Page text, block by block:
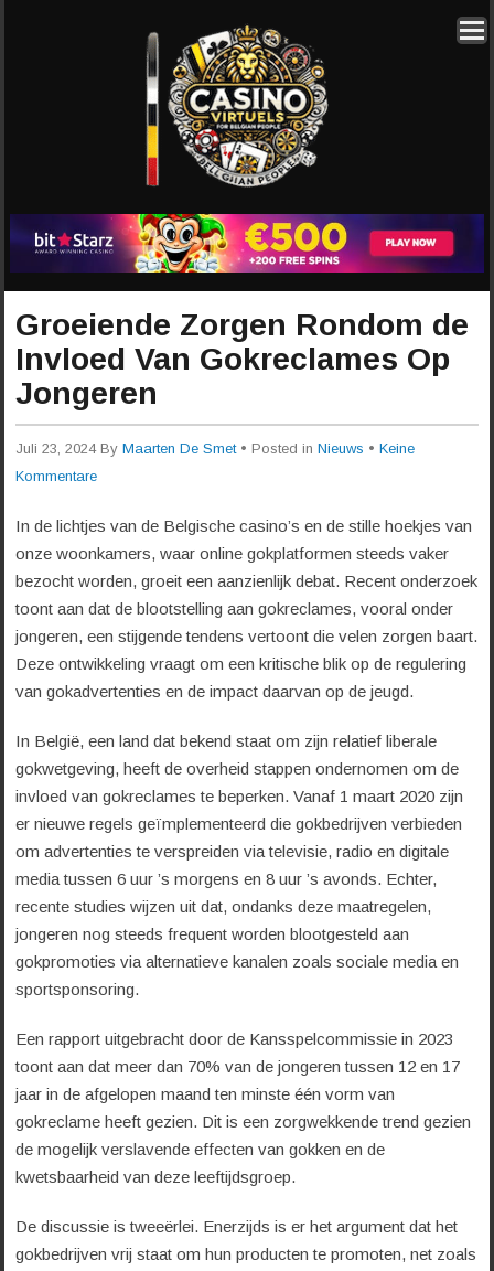
Groeiende Zorgen Rondom de
Invloed Van Gokreclames Op
Jongeren
Juli 23, 2024By Maarten De Smet • Posted in Nieuws • Keine
Kommentare
In de lichtjes van de Belgische casino’s en de stille hoekjes van
onze woonkamers, waar online gokplatformen steeds vaker
bezocht worden, groeit een aanzienlijk debat. Recent onderzoek
toont aan dat de blootstelling aan gokreclames, vooral onder
jongeren, een stijgende tendens vertoont die velen zorgen baart.
Deze ontwikkeling vraagt om een kritische blik op de regulering
van gokadvertenties en de impact daarvan op de jeugd.
In België, een land dat bekend staat om zijn relatief liberale
gokwetgeving, heeft de overheid stappen ondernomen om de
invloed van gokreclames te beperken. Vanaf 1 maart 2020 zijn
er nieuwe regels geïmplementeerd die gokbedrijven verbieden
om advertenties te verspreiden via televisie, radio en digitale
media tussen 6 uur ’s morgens en 8 uur ’s avonds. Echter,
recente studies wijzen uit dat, ondanks deze maatregelen,
jongeren nog steeds frequent worden blootgesteld aan
gokpromoties via alternatieve kanalen zoals sociale media en
sportsponsoring.
Een rapport uitgebracht door de Kansspelcommissie in 2023
toont aan dat meer dan 70% van de jongeren tussen 12 en 17
jaar in de afgelopen maand ten minste één vorm van
gokreclame heeft gezien. Dit is een zorgwekkende trend gezien
de mogelijk verslavende effecten van gokken en de
kwetsbaarheid van deze leeftijdsgroep.
De discussie is tweeërlei. Enerzijds is er het argument dat het
gokbedrijven vrij staat om hun producten te promoten, net zoals